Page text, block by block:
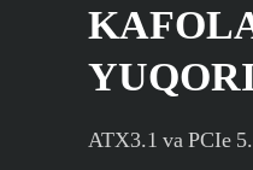
ATX3.1 va PCIe